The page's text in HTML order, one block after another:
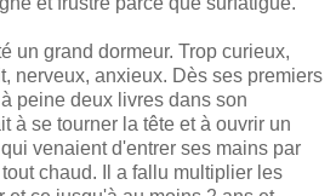
un grand dormeur. Trop curieux,
nerveux, anxieux. Dès ses premiers
peine deux livres dans son
à se tourner la tête et à ouvrir un
venaient d'entrer ses mains par
chaud. Il a fallu multiplier les